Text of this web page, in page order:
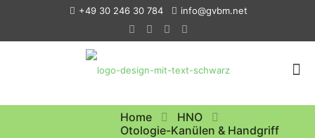
+49 30 246 30 784 info@gvbm.net
Home
HNO
Otologie-Kanülen & Handgriff